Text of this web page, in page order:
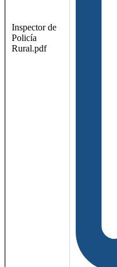
Inspector de
Policía
Rural.pdf